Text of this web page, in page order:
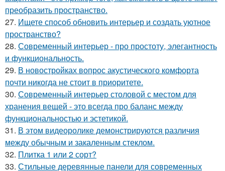
преобразить пространство.
27. Ищете способ обновить интерьер и создать уютное
пространство?
28. Современный интерьер - про простоту, элегантность
и функциональность.
29. В новостройках вопрос акустического комфорта
почти никогда не стоит в приоритете.
30. Современный интерьер столовой с местом для
хранения вещей - это всегда про баланс между
функциональностью и эстетикой.
31. В этом видеоролике демонстрируются различия
между обычным и закаленным стеклом.
32. Плитка 1 или 2 сорт?
33. Стильные деревянные панели для современных